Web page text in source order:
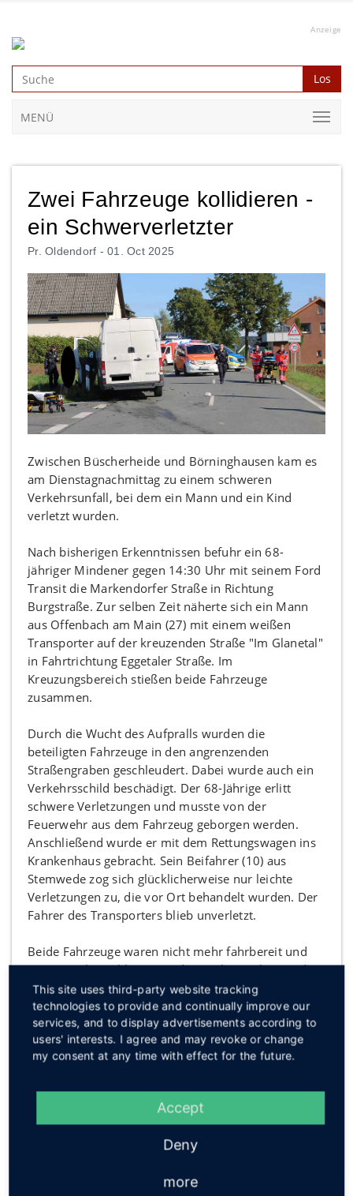
Anzeige
Los
MENÜ
Zwei Fahrzeuge kollidieren -
ein Schwerverletzter
Pr. Oldendorf - 01. Oct 2025
Zwischen Büscherheide und Börninghausen kam es
am Dienstagnachmittag zu einem schweren
Verkehrsunfall, bei dem ein Mann und ein Kind
verletzt wurden.
Nach bisherigen Erkenntnissen befuhr ein 68-
jähriger Mindener gegen 14:30 Uhr mit seinem Ford
Transit die Markendorfer Straße in Richtung
Burgstraße. Zur selben Zeit näherte sich ein Mann
aus Offenbach am Main (27) mit einem weißen
Transporter auf der kreuzenden Straße "Im Glanetal"
in Fahrtrichtung Eggetaler Straße. Im
Kreuzungsbereich stießen beide Fahrzeuge
zusammen.
Durch die Wucht des Aufpralls wurden die
beteiligten Fahrzeuge in den angrenzenden
Straßengraben geschleudert. Dabei wurde auch ein
Verkehrsschild beschädigt. Der 68-Jährige erlitt
schwere Verletzungen und musste von der
Feuerwehr aus dem Fahrzeug geborgen werden.
Anschließend wurde er mit dem Rettungswagen ins
Krankenhaus gebracht. Sein Beifahrer (10) aus
Stemwede zog sich glücklicherweise nur leichte
Verletzungen zu, die vor Ort behandelt wurden. Der
Fahrer des Transporters blieb unverletzt.
Beide Fahrzeuge waren nicht mehr fahrbereit und
mussten abgeschleppt werden. Neben Polizei und
Feuerwehr waren auch Rettungs- und Notarztwagen
im Einsatz. Für die Unfallaufnahme und die
Bergungsarbeiten wurde die Unfallstelle für rund
drei Stunden voll gesperrt.
Interessant? Dann teilen!
This site uses third-party website tracking
technologies to provide and continually improve our
services, and to display advertisements according to
users' interests. I agree and may revoke or change
my consent at any time with effect for the future.
Accept
Deny
more